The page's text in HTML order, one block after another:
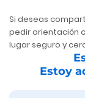
Si deseas
pedir orientación
lugar seguro y
Estoy